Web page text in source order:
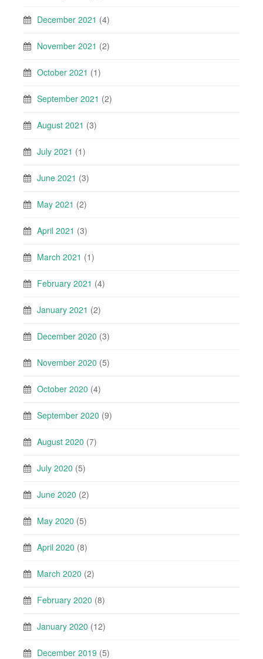
December 2021 (4)
November 2021 (2)
October 2021 (1)
September 2021 (2)
August 2021 (3)
July 2021 (1)
June 2021 (3)
May 2021 (2)
April 2021 (3)
March 2021 (1)
February 2021 (4)
January 2021 (2)
December 2020 (3)
November 2020 (5)
October 2020 (4)
September 2020 (9)
August 2020 (7)
July 2020 (5)
June 2020 (2)
May 2020 (5)
April 2020 (8)
March 2020 (2)
February 2020 (8)
January 2020 (12)
December 2019 (5)